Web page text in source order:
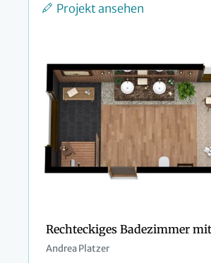
Projekt ansehen
Andrea Platzer